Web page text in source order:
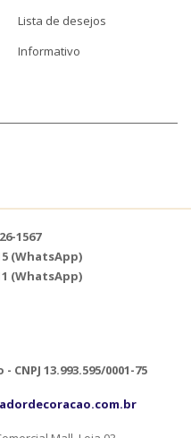
Lista de desejos
Informativo
1567
(WhatsApp)
(WhatsApp)
13.993.595/0001-75